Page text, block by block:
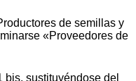
de semillas y
«Proveedores de
bis, sustituyéndose del